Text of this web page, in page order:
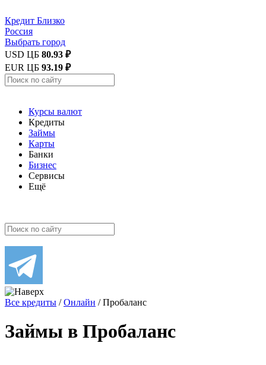
Кредит Близко
Россия
Выбрать город
USD ЦБ 80.93 ₽
EUR ЦБ 93.19 ₽
Курсы валют
Кредиты
Займы
Карты
Банки
Бизнес
Сервисы
Ещё
Все кредиты /Онлайн /Пробаланс
Займы в Пробаланс